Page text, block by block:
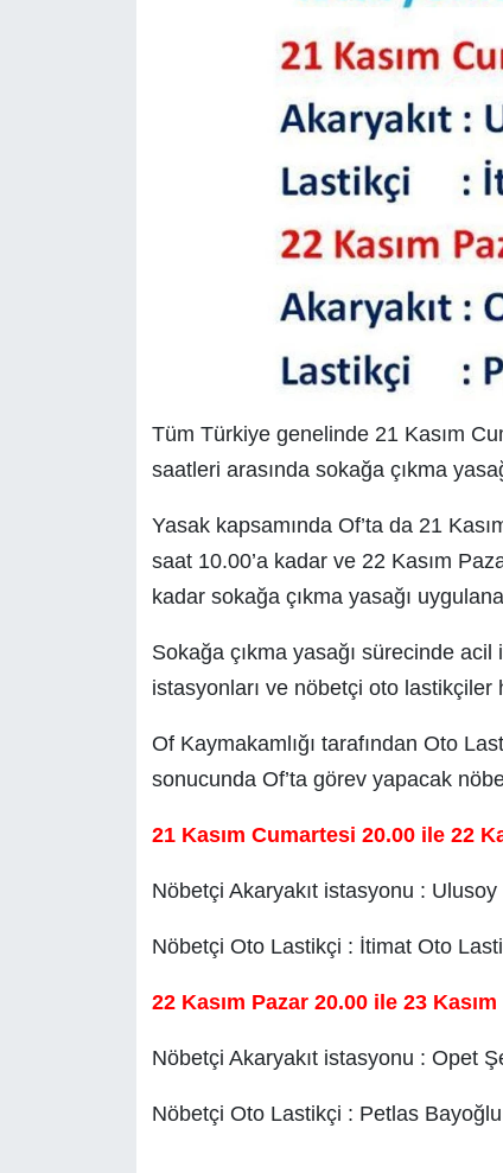
Tüm Türkiye genelinde 21 Kasım
saatleri arasında sokağa çıkma
Yasak kapsamında Of’ta da 21
saat 10.00’a kadar ve 22 Kasım
kadar sokağa çıkma yasağı
Sokağa çıkma yasağı sürecinde acil
istasyonları ve nöbetçi oto lastikçiler
Of Kaymakamlığı tarafından Oto
sonucunda Of’ta görev yapacak
21 Kasım Cumartesi 20.00 ile 22
Nöbetçi Akaryakıt istasyonu : Ulusoy
Nöbetçi Oto Lastikçi : İtimat Oto
22 Kasım Pazar 20.00 ile 23
Nöbetçi Akaryakıt istasyonu : Opet
Nöbetçi Oto Lastikçi : Petlas